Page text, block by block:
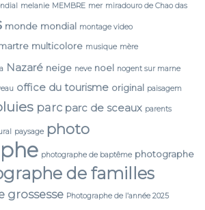
melanie MEMBRE mer miradouro de Chao das
monde mondial montage video
multicolore musique mère
Nazaré neige neve noel nogent sur marne
office du tourisme original paisagem
parc parc de sceaux parents
paysage photo
photographe de baptême photographe
de familles
grossesse Photographe de l’année 2025